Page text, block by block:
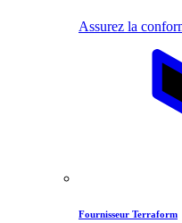
Assurez la
Fournisseur Terraform